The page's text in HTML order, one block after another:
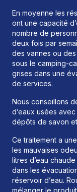
En moyenne les
ont une capacité
nombre de
deux fois par
des vannes ou
sous le camping-
grises dans une
de services.
Nous conseillons
d’eaux usées avec
dépôts de savon
Ce traitement a
les mauvaises
litres d’eau
dans les
réservoir d’eau.